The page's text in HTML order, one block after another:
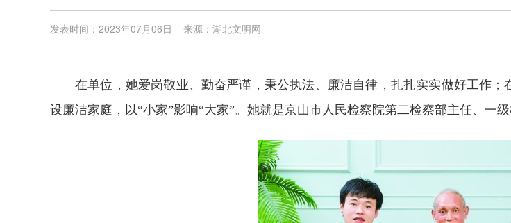
发表时间：2023年07月06日 来源：湖北文明网
在单位，她爱岗敬业、勤奋严谨，秉公执法、廉洁自律，扎扎实实做好工作
设廉洁家庭，以“小家”影响“大家”。她就是京山市人民检察院第二检察部主任、一